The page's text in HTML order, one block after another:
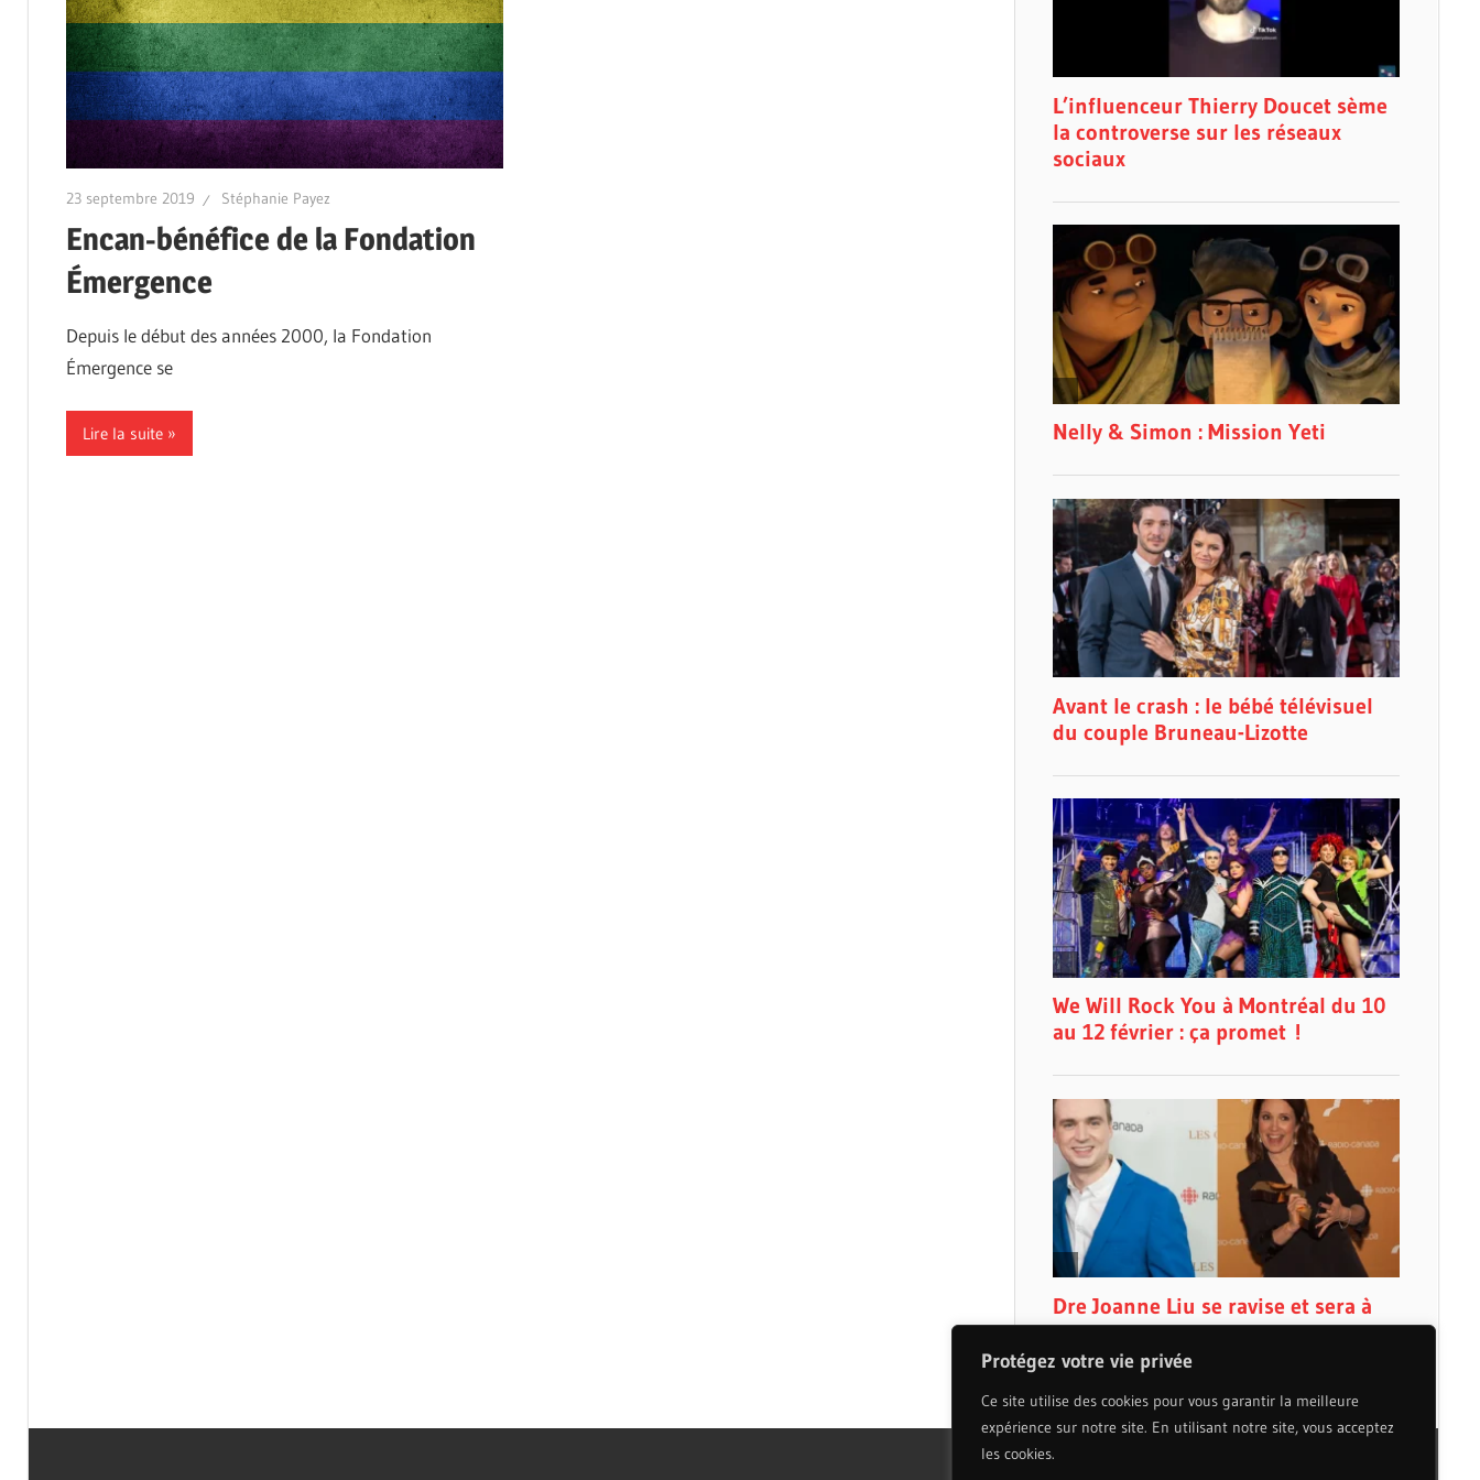
Protégez votre vie privée
Ce site utilise des cookies pour vous garantir la meilleure
expérience sur notre site. En utilisant notre site, vous acceptez
les cookies.
23 septembre 2019 Stéphanie Payez
Encan-bénéfice de la Fondation
Émergence
Depuis le début des années 2000, la Fondation
Émergence se
Lire la suite